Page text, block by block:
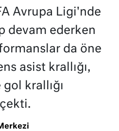
Avrupa Ligi'nde
devam ederken
da öne
asist krallığı,
krallığı